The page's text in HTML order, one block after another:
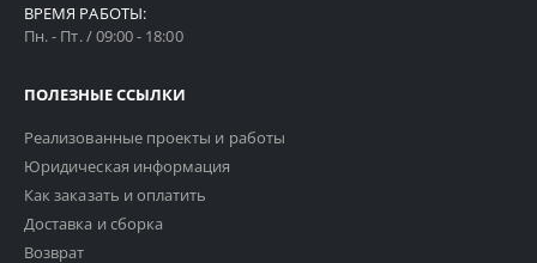
ВРЕМЯ РАБОТЫ:
Пн. - Пт. / 09:00 - 18:00
ПОЛЕЗНЫЕ ССЫЛКИ
Реализованные проекты и работы
Юридическая информация
Как заказать и оплатить
Доставка и сборка
Возврат